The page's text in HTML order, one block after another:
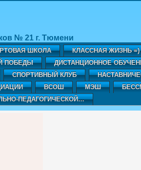
№ 21 г. Тюмени
ШКОЛА
КЛАССНАЯ ЖИЗНЬ =)
ПОБЕДЫ
ДИСТАНЦИОННОЕ
CПОРТИВНЫЙ КЛУБ
ВСОШ МЭШ
ПЕДАГОГИЧЕСКОЙ…